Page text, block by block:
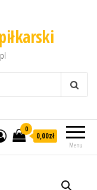
Menu
0
0,00zł